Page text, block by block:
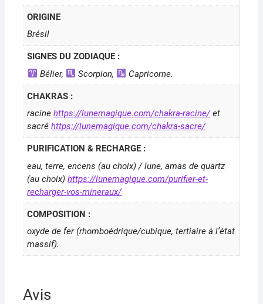
ORIGINE
Brésil
SIGNES DU ZODIAQUE :
Bélier,
Scorpion, Capricorne.
CHAKRAS :
racinehttps://lunemagique.com/chakra-racine/et
sacréhttps://lunemagique.com/chakra-sacre/
PURIFICATION & RECHARGE :
eau, terre, encens (au choix) / lune, amas de quartz
(au choix)https://lunemagique.com/purifier-et-
recharger-vos-mineraux/
COMPOSITION :
oxyde de fer (rhomboédrique/cubique, tertiaire à l’état
massif).
Avis